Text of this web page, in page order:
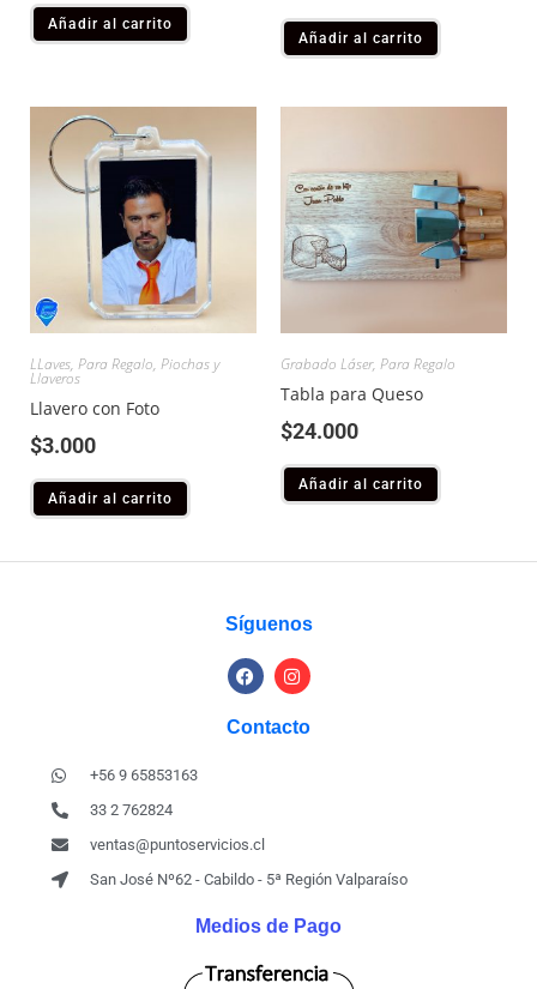
Añadir al carrito
Añadir al carrito
LLaves, Para Regalo, Piochas y
Llaveros
Llavero con Foto
$3.000
Añadir al carrito
Grabado Láser, Para Regalo
Tabla para Queso
$24.000
Añadir al carrito
Síguenos
Contacto
+56 9 65853163
33 2 762824
ventas@puntoservicios.cl
San José Nº62 - Cabildo - 5ª Región Valparaíso
Medios de Pago